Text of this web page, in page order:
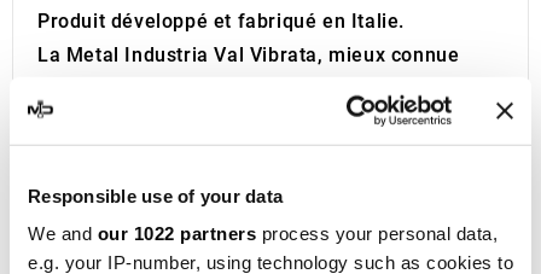
Responsible use of your data
We and our 1022 partners process your personal data,
e.g. your IP-number, using technology such as cookies to
Produit développé et fabriqué en Italie.
La Metal Industria Val Vibrata, mieux connue
, a vu le jour en 1970 à
Teramo, dans la région des Abruzzes, en Italie.
l'entreprise s'est spécialisée dans la fabrication
de systèmes d'échappement pour voitures et
véhicules OEM. Ce n'est qu'en 1990 que MIVV